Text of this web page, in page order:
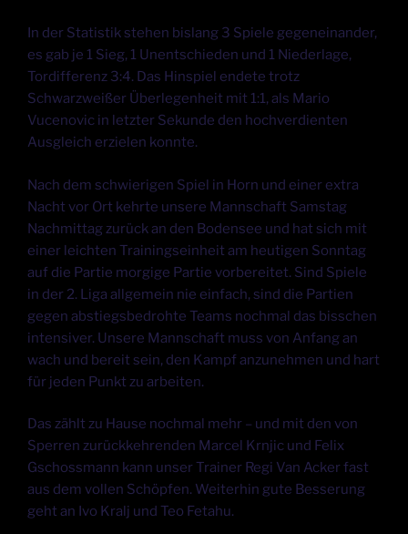
In der Statistik stehen bislang 3 Spiele gegeneinander,
es gab je 1 Sieg, 1 Unentschieden und 1 Niederlage,
Tordifferenz 3:4. Das Hinspiel endete trotz
Schwarzweißer Überlegenheit mit 1:1, als Mario
Vucenovic in letzter Sekunde den hochverdienten
Ausgleich erzielen konnte.
Nach dem schwierigen Spiel in Horn und einer extra
Nacht vor Ort kehrte unsere Mannschaft Samstag
Nachmittag zurück an den Bodensee und hat sich mit
einer leichten Trainingseinheit am heutigen Sonntag
auf die Partie morgige Partie vorbereitet. Sind Spiele
in der 2. Liga allgemein nie einfach, sind die Partien
gegen abstiegsbedrohte Teams nochmal das bisschen
intensiver. Unsere Mannschaft muss von Anfang an
wach und bereit sein, den Kampf anzunehmen und hart
für jeden Punkt zu arbeiten.
Das zählt zu Hause nochmal mehr – und mit den von
Sperren zurückkehrenden Marcel Krnjic und Felix
Gschossmann kann unser Trainer Regi Van Acker fast
aus dem vollen Schöpfen. Weiterhin gute Besserung
geht an Ivo Kralj und Teo Fetahu.